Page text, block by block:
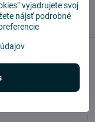
Pozrite si vybrané
naHeureke
vyjadrujete svoj
nájsť podrobné